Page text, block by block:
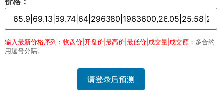
输入最新价格序列：收盘价|开盘价|最高价|最低价|成交量|成交额 ；多合约
用逗号分隔。
请登录后预测